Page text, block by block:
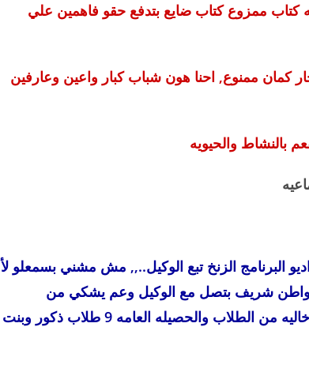
كتاب ممزوع كتاب ضايع بتدفع حقو فاهمين علي
كمان ممنوع, احنا هون شباب كبار واعين وعارفين
بالنشاط والحيويه
البرنامج الزنخ تبع الوكيل..,, مش مشني بسمعلو لأ
مواطن شريف بتصل مع الوكيل وعم يشكي من
المدرسه الحكوميه الكائنه بمنقة الأغوار الشماليه..انها مدرسه خاليه من الطلاب والحصيله العامه 9 طلاب ذكور وبنت